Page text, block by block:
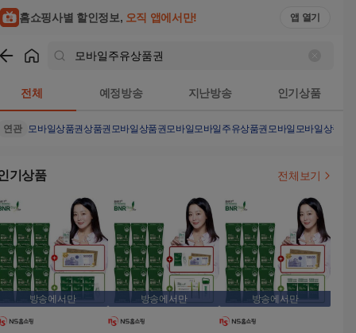
홈쇼핑사별 할인정보, 오직 앱에서만! 앱 열기
전체 예정방송 지난방송 인기상품
연관 모바일상품권상품권 모바일상품권모바일 모바일주유상품권모바일 모바일상품권
기상품 전체보기
방송에서만 방송에서만 방송에서만